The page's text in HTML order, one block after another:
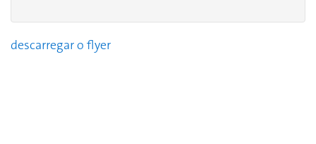
descarregar o flyer